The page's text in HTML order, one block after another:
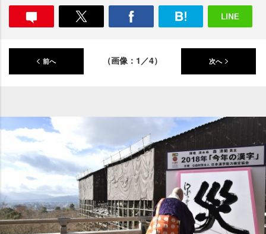
前へ （画像：1／4） 次へ